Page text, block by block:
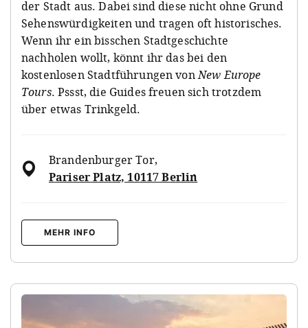
der Stadt aus. Dabei sind diese nicht ohne Grund
Sehenswürdigkeiten und tragen oft historisches.
Wenn ihr ein bisschen Stadtgeschichte
nachholen wollt, könnt ihr das bei den
kostenlosen Stadtführungen vonNew Europe
Tours. Pssst, die Guides freuen sich trotzdem
über etwas Trinkgeld.
Brandenburger Tor,
Pariser Platz, 10117 Berlin
MEHR INFO